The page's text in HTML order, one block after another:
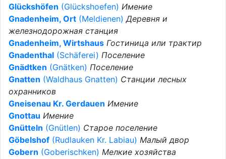
Glückshöfen (Glückshoefen) Имение
Gnadenheim, Ort (Meldienen)Деревня и
железнодорожная станция
Gnadenheim, Wirtshaus Гостиница или трактир
Gnadenthal (Schäferei) Поселение
Gnädtken (Gnätken) Поселение
Gnatten (Waldhaus Gnatten) Станции лесных
охранников
Gneisenau Kr. Gerdauen Имение
Gnottau Имение
Gnütteln (Gnütlen) Старое поселение
Göbelshof (Rudlauken Kr. Labiau) Малый двор
Gobern (Goberischken) Мелкие хозяйства